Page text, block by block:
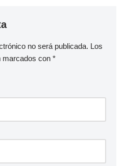
no será publicada. Los
marcados con *